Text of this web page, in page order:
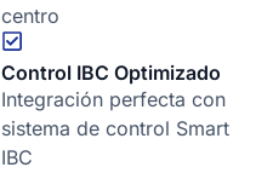
centro
Control IBC Optimizado
Integración perfecta con
sistema de control Smart
IBC